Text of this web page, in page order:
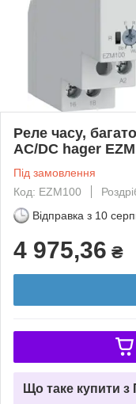
Реле часу,
AC/DC hager
Під замовлення
Код: EZM100
Відправка з 10
4 975,36 ₴
Що таке купити